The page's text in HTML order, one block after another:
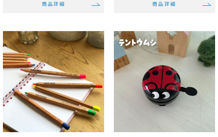
商品詳細 商品詳細